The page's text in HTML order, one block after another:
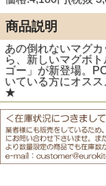
商品説明
あの倒れないマグ
ら、新しいマグボ
ゴー」が新登場。
いている方にオス
★